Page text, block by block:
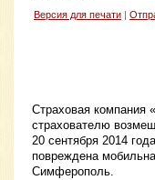
Версия для печати
Страховая компания
страхователю
20 сентября 2014
повреждена
Симферополь.